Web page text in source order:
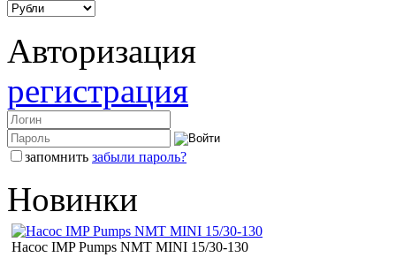
Авторизация
регистрация
запомнить забыли пароль?
Новинки
Насос IMP Pumps NMT MINI 15/30-130